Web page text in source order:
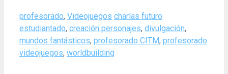
Categories
profesorado, Videojuegos Tags
charlas futuro
estudiantado, creación personajes, divulgación,
mundos fantásticos, profesorado CITM, profesorado
videojuegos, worldbuilding